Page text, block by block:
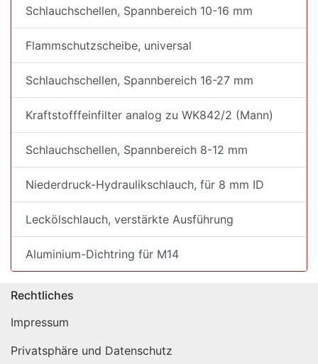
Schlauchschellen, Spannbereich 10-16 mm
Flammschutzscheibe, universal
Schlauchschellen, Spannbereich 16-27 mm
Kraftstofffeinfilter analog zu WK842/2 (Mann)
Schlauchschellen, Spannbereich 8-12 mm
Niederdruck-Hydraulikschlauch, für 8 mm ID
Leckölschlauch, verstärkte Ausführung
Aluminium-Dichtring für M14
Rechtliches
Impressum
Privatsphäre und Datenschutz